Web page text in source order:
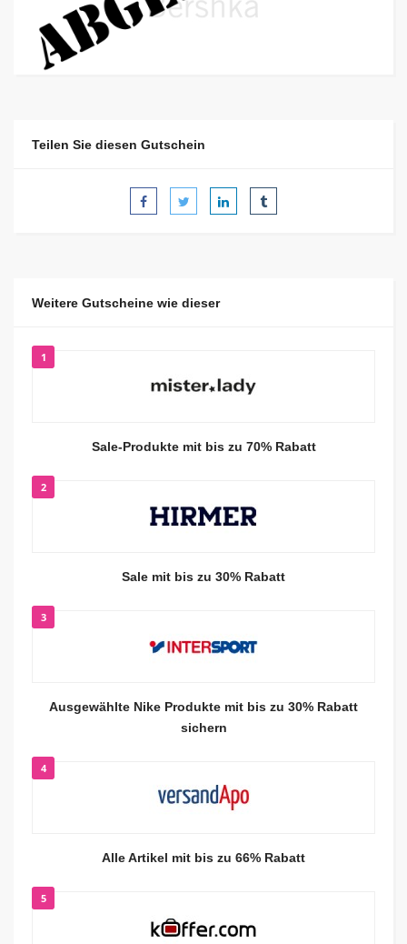
Teilen Sie diesen Gutschein
Weitere Gutscheine wie dieser
1
Sale-Produkte mit bis zu 70% Rabatt
2
Sale mit bis zu 30% Rabatt
3
Ausgewählte Nike Produkte mit bis zu 30% Rabatt
sichern
4
Alle Artikel mit bis zu 66% Rabatt
5